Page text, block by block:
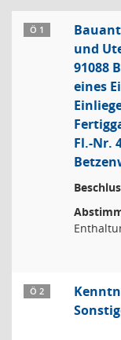
Ö 1
und
91088
eines
Fl.-Nr.
Ö 2